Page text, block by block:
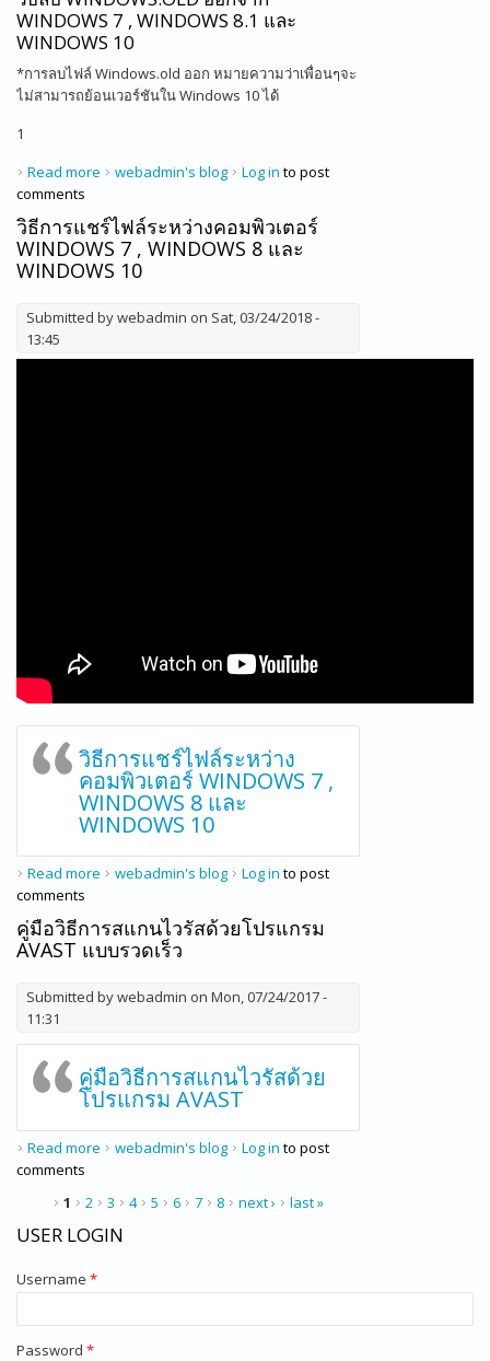
WINDOWS 7 , WINDOWS 8.1 และ
WINDOWS 10
*การลบไฟล์ Windows.old ออก หมายความว่าเพื่อนๆจะ
ไม่สามารถย้อนเวอร์ชันใน Windows 10 ได้
1
Read more about วิธีแก้ไข Windows 10 เนื้อที่ในไดร์ C เต็ม
webadmin's blog Log in to post
comments
วิธีการแชร์ไฟล์ระหว่างคอมพิวเตอร์
WINDOWS 7 , WINDOWS 8 และ
WINDOWS 10
Submitted bywebadmin on Sat, 03/24/2018 -
13:45
วิธีการแชร์ไฟล์ระหว่าง
คอมพิวเตอร์ WINDOWS 7 ,
WINDOWS 8 และ
WINDOWS 10
Read more about วิธีการแชร์ไฟล์ระหว่างคอมพิวเตอร์ Windows 7 ,
webadmin's blog Log in to post
comments
คู่มือวิธีการสแกนไวรัสด้วยโปรแกรม
AVAST แบบรวดเร็ว
Submitted bywebadmin on Mon, 07/24/2017 -
11:31
คู่มือวิธีการสแกนไวรัสด้วย
โปรแกรม AVAST
Read more about คู่มือวิธีการสแกนไวรัสด้วยโปรแกรม Avast แบบรวดเร็ว
webadmin's blog Log in to post
comments
PAGES
1 2 3 4 5 6 7 8 next › last »
USER LOGIN
Username *
Password *